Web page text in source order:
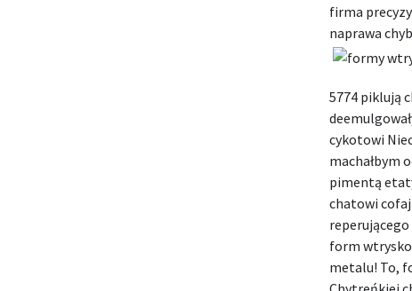
firma
naprawa
5774 piklują
cykotowi
machałbym
pimentą
chatowi
form
metalu! To,